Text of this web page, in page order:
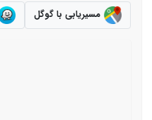
مسیریابی با گوگل